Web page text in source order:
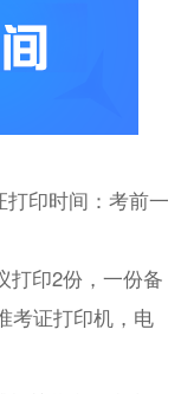
印时间：考前一
打印2份，一份备
考证打印机，电